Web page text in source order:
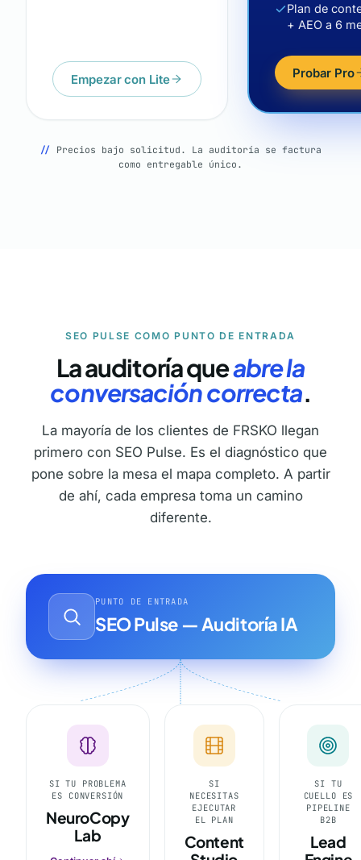
Empezar con Lite
Plan de
+ AEO a 6
Probar Pro
// Precios bajo solicitud. La auditoría se factura
como entregable único.
SEO PULSE COMO PUNTO DE ENTRADA
La auditoría queabre la
conversación correcta.
La mayoría de los clientes de FRSKO llegan
primero con SEO Pulse. Es el diagnóstico que
pone sobre la mesa el mapa completo. A partir
de ahí, cada empresa toma un camino
diferente.
PUNTO DE ENTRADA
SEO Pulse — Auditoría IA
SI TU PROBLEMA
ES CONVERSIÓN
NeuroCopy
Lab
SI
NECESITAS
EJECUTAR
EL PLAN
Content
SI TU
CUELLO ES
PIPELINE
B2B
Lead